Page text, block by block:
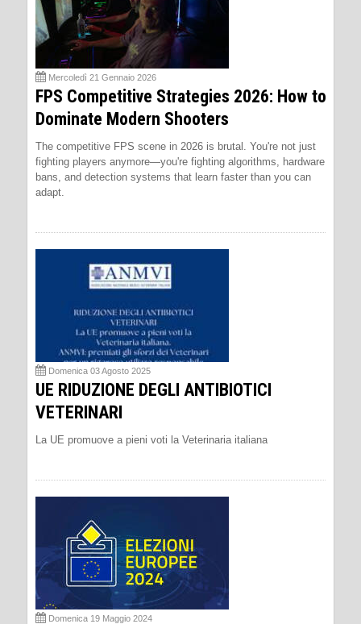
Mercoledì 21 Gennaio 2026
FPS Competitive Strategies 2026: How to
Dominate Modern Shooters
The competitive FPS scene in 2026 is brutal. You're not just
fighting players anymore—you're fighting algorithms, hardware
bans, and detection systems that learn faster than you can
adapt.
Domenica 03 Agosto 2025
UE RIDUZIONE DEGLI ANTIBIOTICI
VETERINARI
La UE promuove a pieni voti la Veterinaria italiana
Domenica 19 Maggio 2024